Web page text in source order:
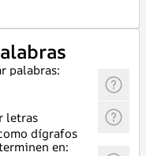
palabras:
letras
dígrafos
en: